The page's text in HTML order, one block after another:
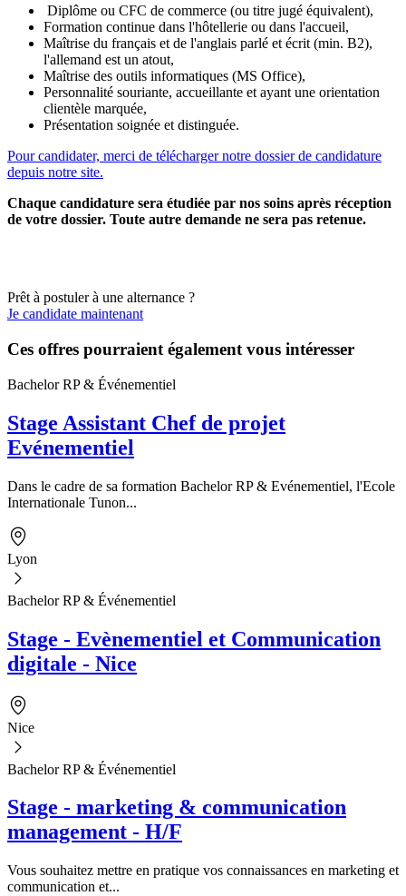
Diplôme ou CFC de commerce (ou titre jugé équivalent),
Formation continue dans l'hôtellerie ou dans l'accueil,
Maîtrise du français et de l'anglais parlé et écrit (min. B2),
l'allemand est un atout,
Maîtrise des outils informatiques (MS Office),
Personnalité souriante, accueillante et ayant une orientation
clientèle marquée,
Présentation soignée et distinguée.
Pour candidater, merci de télécharger notre dossier de candidature
depuis notre site.
Chaque candidature sera étudiée par nos soins après réception
de votre dossier. Toute autre demande ne sera pas retenue.
Prêt à postuler à une alternance ?
Je candidate maintenant
Ces offres pourraient également vous intéresser
Bachelor RP & Événementiel
Stage Assistant Chef de projet
Evénementiel
Dans le cadre de sa formation Bachelor RP & Evénementiel, l'Ecole
Internationale Tunon...
Lyon
Bachelor RP & Événementiel
Stage - Evènementiel et Communication
digitale - Nice
Nice
Bachelor RP & Événementiel
Stage - marketing & communication
management - H/F
Vous souhaitez mettre en pratique vos connaissances en marketing et
communication et...